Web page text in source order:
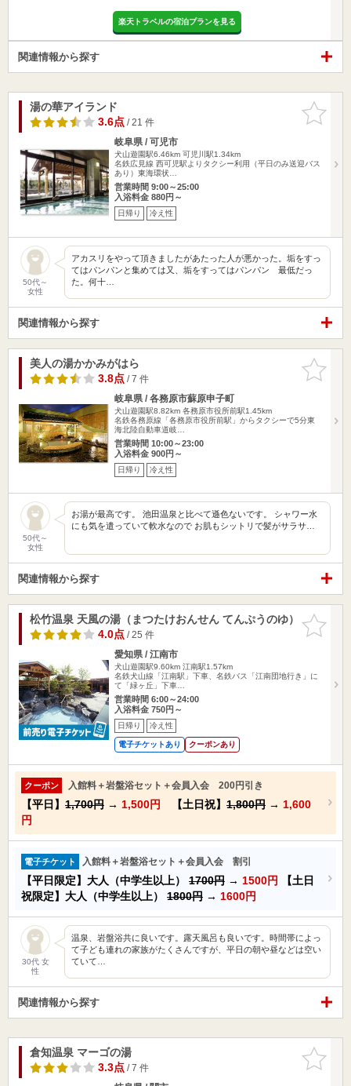
楽天トラベルの宿泊プランを見る
関連情報から探す
お気に入
りに追加
湯の華アイランド
3.6点/ 21 件
岐阜県 / 可児市
犬山遊園駅6.46km 可児川駅1.34km
名鉄広見線 西可児駅よりタクシー利用（平日のみ送迎バス
あり）東海環状…
営業時間 9:00～25:00
入浴料金 880円～
日帰り 冷え性
50代～
女性
アカスリをやって頂きましたがあたった人が悪かった。垢をすっ
てはパンパンと集めては又、垢をすってはパンパン 最低だっ
た。何十…
関連情報から探す
お気に入
りに追加
美人の湯かかみがはら
3.8点/ 7 件
岐阜県 / 各務原市蘇原申子町
犬山遊園駅8.82km 各務原市役所前駅1.45km
名鉄各務原線「各務原市役所前駅」からタクシーで5分東
海北陸自動車道岐…
営業時間 10:00～23:00
入浴料金 900円～
日帰り 冷え性
50代～
女性
お湯が最高です。 池田温泉と比べて遜色ないです。 シャワー水
にも気を遣っていて軟水なので お肌もシットリで髪がサラサ…
関連情報から探す
お気に入
りに追加
松竹温泉 天風の湯（まつたけおんせん てんぷうのゆ）
4.0点/ 25 件
愛知県 / 江南市
犬山遊園駅9.60km 江南駅1.57km
名鉄犬山線「江南駅」下車、名鉄バス「江南団地行き」に
て「緑ヶ丘」下車…
営業時間 6:00～24:00
入浴料金 750円～
日帰り 冷え性
電子チケットあり クーポンあり
クーポン 入館料＋岩盤浴セット＋会員入会 200円引き
【平日】 1,700円 → 1,500円 【土日祝】 1,800円 → 1,600
円
電子チケット 入館料＋岩盤浴セット＋会員入会 割引
【平日限定】大人（中学生以上） 1700円 → 1500円
【土日
祝限定】大人（中学生以上） 1800円 → 1600円
30代 女
性
温泉、岩盤浴共に良いです。露天風呂も良いです。時間帯によっ
て子ども連れの家族がたくさんですが、平日の朝や昼などは空い
ていて…
関連情報から探す
お気に入
りに追加
倉知温泉 マーゴの湯
3.3点/ 7 件